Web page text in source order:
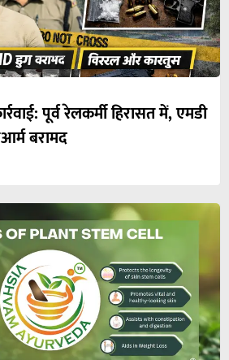
पूर्व रेलकर्मी हिरासत में, एमडी
बरामद